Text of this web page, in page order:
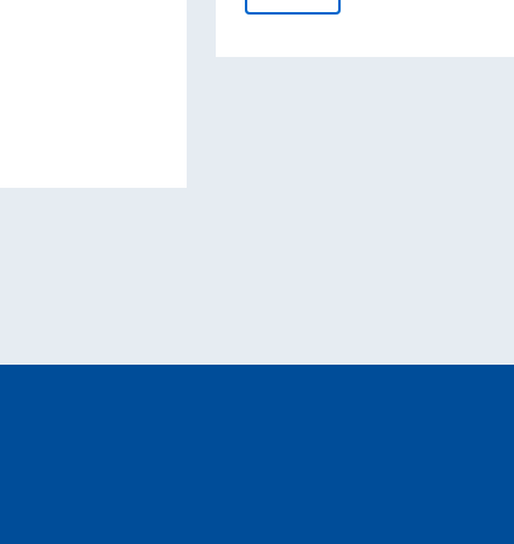
sicurezza internazionale e di attuazione di iniziative umanitarie
/ D’Immenso’, Premio Internazionale di Traduzione di Poesia